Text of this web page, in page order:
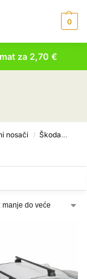
0
za 2,70 €
nosači / Škoda